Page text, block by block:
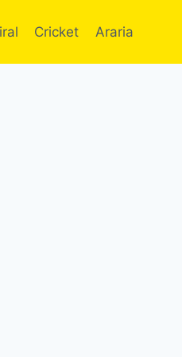
Cricket Araria